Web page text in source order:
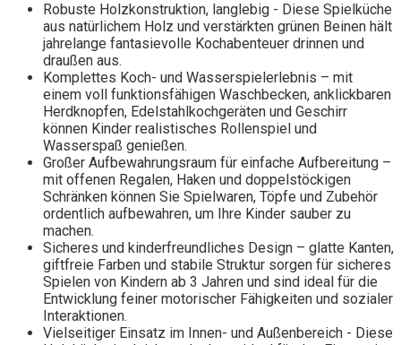
Robuste Holzkonstruktion, langlebig - Diese Spielküche
aus natürlichem Holz und verstärkten grünen Beinen hält
jahrelange fantasievolle Kochabenteuer drinnen und
draußen aus.
Komplettes Koch- und Wasserspielerlebnis – mit
einem voll funktionsfähigen Waschbecken, anklickbaren
Herdknopfen, Edelstahlkochgeräten und Geschirr
können Kinder realistisches Rollenspiel und
Wasserspaß genießen.
Großer Aufbewahrungsraum für einfache Aufbereitung –
mit offenen Regalen, Haken und doppelstöckigen
Schränken können Sie Spielwaren, Töpfe und Zubehör
ordentlich aufbewahren, um Ihre Kinder sauber zu
machen.
Sicheres und kinderfreundliches Design – glatte Kanten,
giftfreie Farben und stabile Struktur sorgen für sicheres
Spielen von Kindern ab 3 Jahren und sind ideal für die
Entwicklung feiner motorischer Fähigkeiten und sozialer
Interaktionen.
Vielseitiger Einsatz im Innen- und Außenbereich - Diese